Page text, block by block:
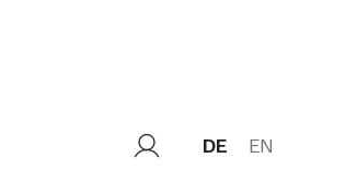
DE EN